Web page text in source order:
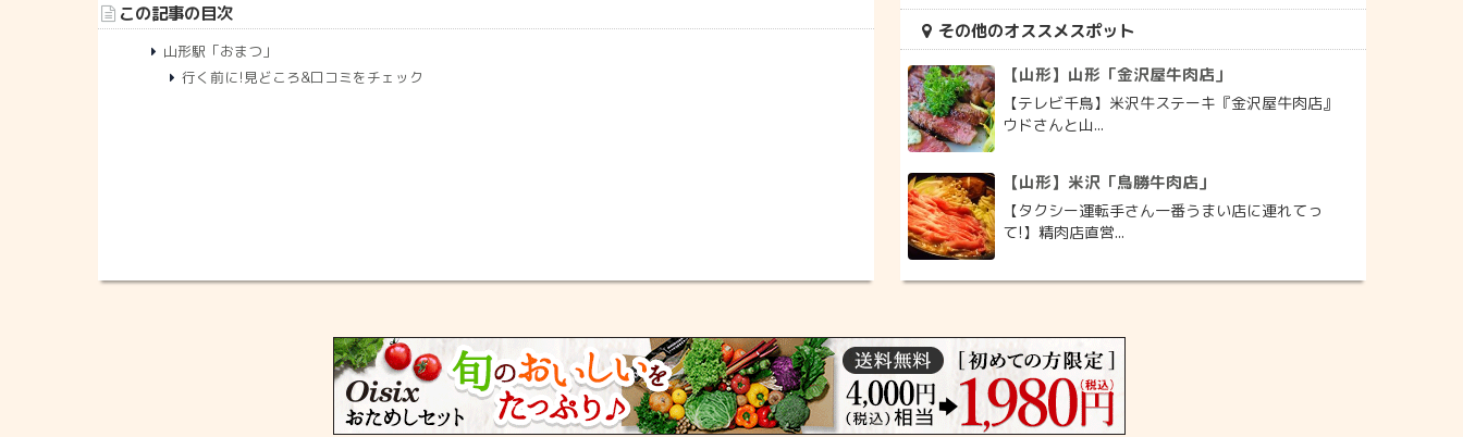
この記事の目次
山形駅「おまつ」
行く前に!見どころ&口コミをチェック
その他のオススメスポット
【山形】山形「金沢屋牛肉店」
【テレビ千鳥】米沢牛ステーキ『金沢屋牛肉店』
ウドさんと山...
【山形】米沢「鳥勝牛肉店」
【タクシー運転手さん一番うまい店に連れてっ
て!】精肉店直営...